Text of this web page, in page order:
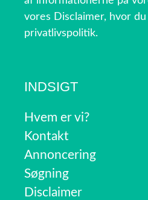
vores Disclaimer, hvor
privatlivspolitik.
INDSIGT
Hvem er vi?
Kontakt
Annoncering
Søgning
Disclaimer